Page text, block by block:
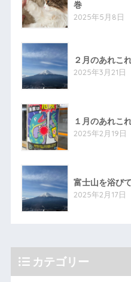
巻
2025年5月8日
２月のあれこ
2025年3月21日
１月のあれこ
2025年2月19日
富士山を浴び
2025年2月17日
カテゴリー